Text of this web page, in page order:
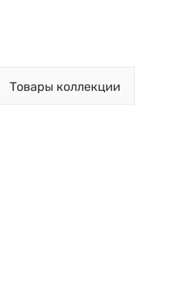
Товары коллекции